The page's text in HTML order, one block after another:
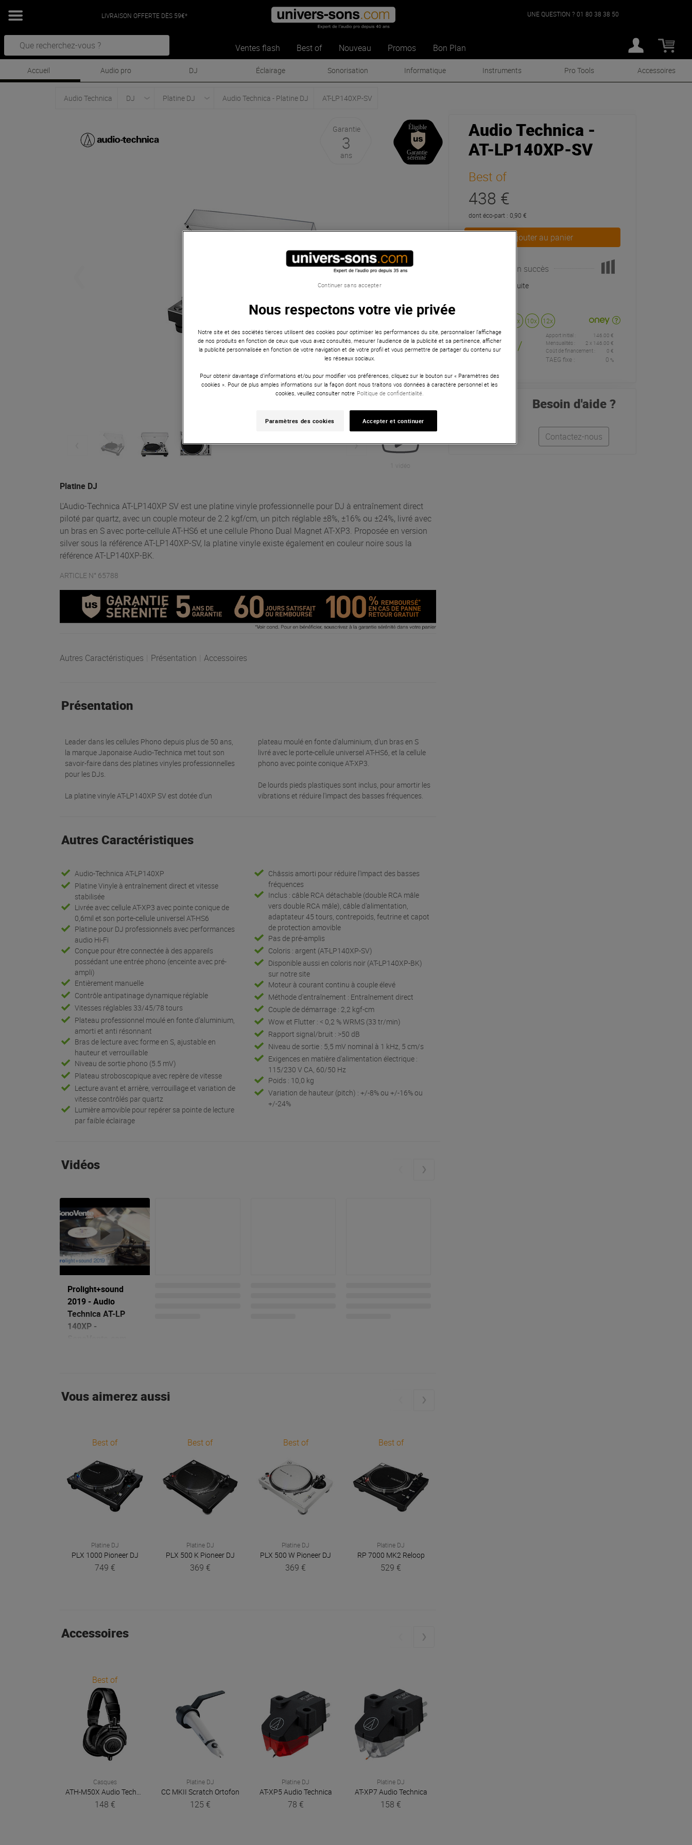
LIVRAISON OFFERTE DÈS 59€*
Ventes flash Best of Nouveau Promos Bon Plan
UNE QUESTION ? 01 80 38 38 50
Accueil Audio pro DJ Éclairage Sonorisation Informatique Instruments Pro Tools Accessoires
Audio Technica DJ Platine DJ Audio Technica - Platine DJ AT-LP140XP-SV
Garantie
3
ans
1 vidéo
Platine DJ
L'Audio-Technica AT-LP140XP SV est une platine vinyle professionnelle pour DJ à entraînement direct
piloté par quartz, avec un couple moteur de 2.2 kgf/cm, un pitch réglable ±8%, ±16% ou ±24%, livré avec
un bras en S avec porte-cellule AT-HS6 et une cellule Phono Dual Magnet AT-XP3. Proposée en version
silver sous la référence AT-LP140XP-SV, la platine vinyle existe également en couleur noire sous la
référence AT-LP140XP-BK.
ARTICLE N° 65788
Autres Caractéristiques Présentation Accessoires
Présentation
Leader dans les cellules Phono depuis plus de 50 ans,
la marque Japonaise Audio-Technica met tout son
savoir-faire dans des platines vinyles professionnelles
pour les DJs.
La platine vinyle AT-LP140XP SV est dotée d'un
plateau moulé en fonte d'aluminium, d'un bras en S
livré avec le porte-cellule universel AT-HS6, et la cellule
phono avec pointe conique AT-XP3.
De lourds pieds plastiques sont inclus, pour amortir les
vibrations et réduire l'impact des basses fréquences.
Autres Caractéristiques
Audio-Technica AT-LP140XP
Platine Vinyle à entraînement direct et vitesse
stabilisée
Livrée avec cellule AT-XP3 avec pointe conique de
0,6mil et son porte-cellule universel AT-HS6
Platine pour DJ professionnels avec performances
audio Hi-Fi
Conçue pour être connectée à des appareils
possédant une entrée phono (enceinte avec pré-
ampli)
Entièrement manuelle
Contrôle antipatinage dynamique réglable
Vitesses réglables 33/45/78 tours
Plateau professionnel moulé en fonte d’aluminium,
amorti et anti résonnant
Bras de lecture avec forme en S, ajustable en
hauteur et verrouillable
Niveau de sortie phono (5.5 mV)
Plateau stroboscopique avec repère de vitesse
Lecture avant et arrière, verrouillage et variation de
vitesse contrôlés par quartz
Lumière amovible pour repérer sa pointe de lecture
par faible éclairage
Châssis amorti pour réduire l'impact des basses
fréquences
Inclus : câble RCA détachable (double RCA mâle
vers double RCA mâle), câble d'alimentation,
adaptateur 45 tours, contrepoids, feutrine et capot
de protection amovible
Pas de pré-amplis
Coloris : argent (AT-LP140XP-SV)
Disponible aussi en coloris noir (AT-LP140XP-BK)
sur notre site
Moteur à courant continu à couple élevé
Méthode d'entraînement : Entraînement direct
Couple de démarrage : 2,2 kgf-cm
Wow et Flutter : < 0,2 % WRMS (33 tr/min)
Rapport signal/bruit : >50 dB
Niveau de sortie : 5,5 mV nominal à 1 kHz, 5 cm/s
Exigences en matière d'alimentation électrique :
115/230 V CA, 60/50 Hz
Poids : 10,0 kg
Variation de hauteur (pitch) : +/-8% ou +/-16% ou
+/-24%
Vidéos
Prolight+sound
2019 - Audio
Technica AT-LP
140XP -
Vous aimerez aussi
Best of
Platine DJ
PLX 1000 Pioneer DJ
749 €
Best of
Platine DJ
PLX 500 K Pioneer DJ
369 €
Best of
Platine DJ
PLX 500 W Pioneer DJ
369 €
Best of
Platine DJ
RP 7000 MK2 Reloop
529 €
Accessoires
Best of
Casques
ATH-M50X Audio Technica
148 €
Platine DJ
CC MKII Scratch Ortofon
125 €
Platine DJ
AT-XP5 Audio Technica
78 €
Platine DJ
AT-XP7 Audio Technica
158 €
Audio Technica -
AT-LP140XP-SV
Best of
438 €
dont éco-part : 0,90 €
Ajouter au panier
Victime de son succès
Livraison Gratuite
4x 10x 12x
146,00 €
/
Apport initial :
146.00 €
Mensualités :
2 x 146.00 €
Coût de financement :
0 €
TAEG fixe : 0 %
Besoin d'aide ?
Contactez-nous
Nous respectons votre vie privée
Notre site et des sociétés tierces utilisent des cookies pour optimiser les performances du site, personnaliser l’affichage
de nos produits en fonction de ceux que vous avez consultés, mesurer l'audience de la publicité et sa pertinence, afficher
la publicité personnalisée en fonction de votre navigation et de votre profil et vous permettre de partager du contenu sur
les réseaux sociaux.
Pour obtenir davantage d'informations et/ou pour modifier vos préférences, cliquez sur le bouton sur « Paramètres des
cookies ». Pour de plus amples informations sur la façon dont nous traitons vos données à caractère personnel et les
cookies, veuillez consulter notre Politique de confidentialité.
Paramètres des cookies Accepter et continuer
Continuer sans accepter